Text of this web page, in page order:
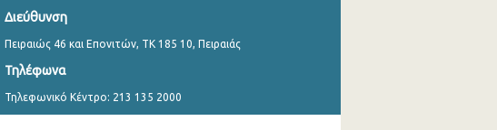
Διεύθυνση
Πειραιώς 46 και Επονιτών, ΤΚ 185 10, Πειραιάς
Τηλέφωνα
Τηλεφωνικό Κέντρο: 213 135 2000